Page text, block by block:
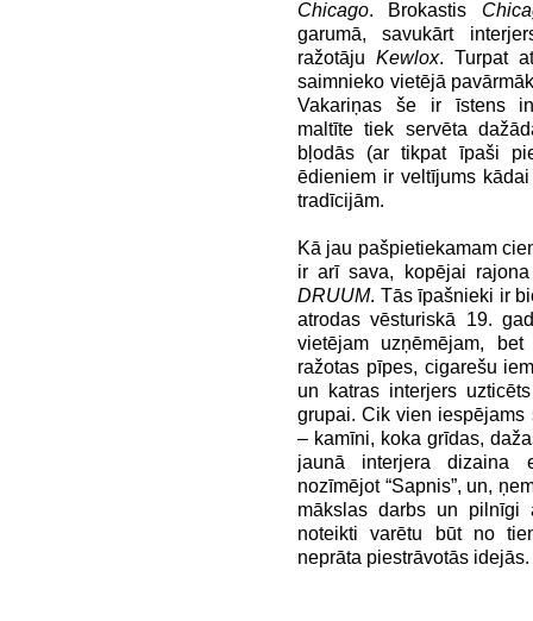
Chicago. Brokastis
garumā, savukārt
ražotāju Kewlox. Turpat
saimnieko vietējā
Vakariņas še ir īstens
maltīte tiek servēta
bļodās (ar tikpat īpaši
ēdieniem ir veltījums
tradīcijām.
Kā jau pašpietiekamam
ir arī sava, kopējai
DRUUM. Tās īpašnieki ir
atrodas vēsturiskā 19.
vietējam uzņēmējam,
ražotas pīpes, cigarešu
un katras interjers
grupai. Cik vien iespējams
– kamīni, koka grīdas,
jaunā interjera dizaina
nozīmējot “Sapnis”, un,
mākslas darbs un pilnīgi
noteikti varētu būt no
neprāta piestrāvotās idejās.